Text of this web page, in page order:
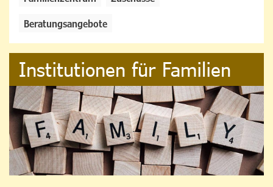
Beratungsangebote
Institutionen für Familien